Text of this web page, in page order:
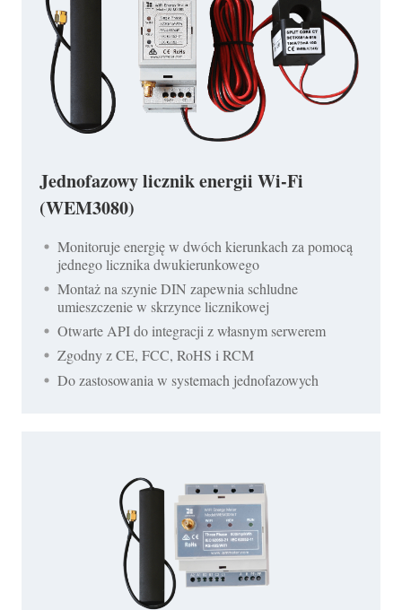
Jednofazowy licznik energii Wi-Fi
(WEM3080)
Monitoruje energię w dwóch kierunkach za pomocą
jednego licznika dwukierunkowego
Montaż na szynie DIN zapewnia schludne
umieszczenie w skrzynce licznikowej
Otwarte API do integracji z własnym serwerem
Zgodny z CE, FCC, RoHS i RCM
Do zastosowania w systemach jednofazowych